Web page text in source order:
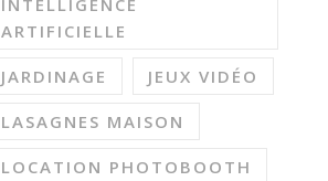
INTELLIGENCE
ARTIFICIELLE
JARDINAGE JEUX VIDÉO
LASAGNES MAISON
LOCATION PHOTOBOOTH